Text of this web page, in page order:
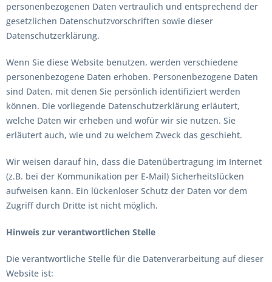
personenbezogenen Daten vertraulich und entsprechend der
gesetzlichen Datenschutzvorschriften sowie dieser
Datenschutzerklärung.
Wenn Sie diese Website benutzen, werden verschiedene
personenbezogene Daten erhoben. Personenbezogene Daten
sind Daten, mit denen Sie persönlich identifiziert werden
können. Die vorliegende Datenschutzerklärung erläutert,
welche Daten wir erheben und wofür wir sie nutzen. Sie
erläutert auch, wie und zu welchem Zweck das geschieht.
Wir weisen darauf hin, dass die Datenübertragung im Internet
(z.B. bei der Kommunikation per E-Mail) Sicherheitslücken
aufweisen kann. Ein lückenloser Schutz der Daten vor dem
Zugriff durch Dritte ist nicht möglich.
Hinweis zur verantwortlichen Stelle
Die verantwortliche Stelle für die Datenverarbeitung auf dieser
Website ist: